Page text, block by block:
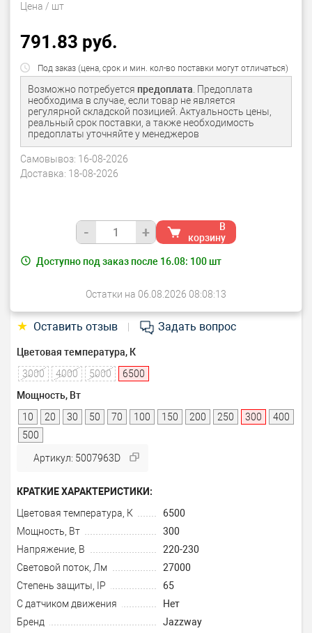
Цена / шт
791.83 руб.
Под заказ (цена, срок и мин. кол-во поставки могут отличаться)
Возможно потребуется предоплата. Предоплата
необходима в случае, если товар не является
регулярной складской позицией. Актуальность цены,
реальный срок поставки, а также необходимость
предоплаты уточняйте у менеджеров
Самовывоз: 16-08-2026
Доставка: 18-08-2026
- +
В
корзину
Доступно под заказ после 16.08: 100шт
Остатки на 06.08.2026 08:08:13
★ Оставить отзыв Задать вопрос
Цветовая температура, К
3000
4000 5000
6500
Мощность, Вт
10
20 30 50 70 100 150 200 250 300
400
500
Артикул: 5007963D
КРАТКИЕ ХАРАКТЕРИСТИКИ:
Цветовая температура, К
6500
Мощность, Вт
300
Напряжение, В
220-230
Световой поток, Лм
27000
Степень защиты, IP
65
С датчиком движения
Нет
Бренд
Jazzway